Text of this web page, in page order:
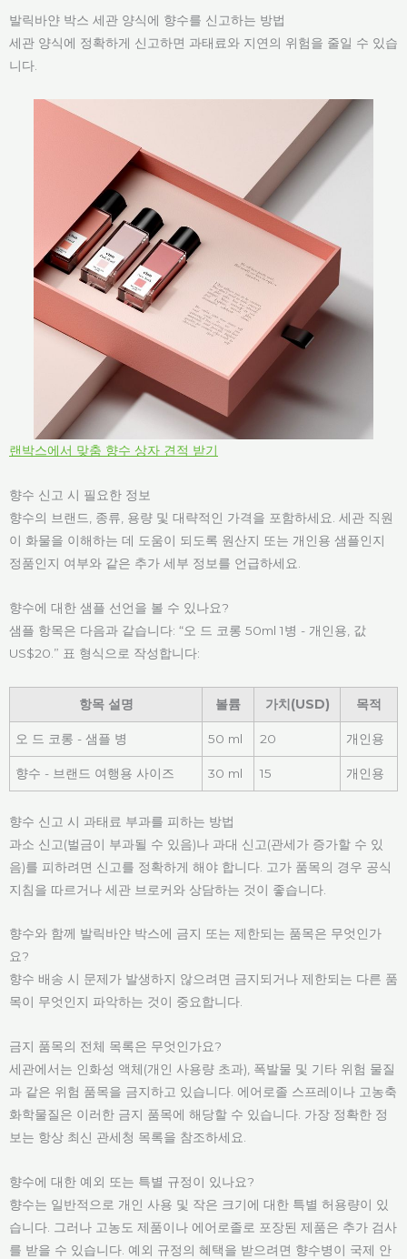
발릭바얀 박스 세관 양식에 향수를 신고하는 방법
세관 양식에 정확하게 신고하면 과태료와 지연의 위험을 줄일 수 있습
니다.
랜박스에서 맞춤 향수 상자 견적 받기
향수 신고 시 필요한 정보
향수의 브랜드, 종류, 용량 및 대략적인 가격을 포함하세요. 세관 직원
이 화물을 이해하는 데 도움이 되도록 원산지 또는 개인용 샘플인지
정품인지 여부와 같은 추가 세부 정보를 언급하세요.
향수에 대한 샘플 선언을 볼 수 있나요?
샘플 항목은 다음과 같습니다: “오 드 코롱 50ml 1병 - 개인용, 값
US$20.” 표 형식으로 작성합니다:
항목 설명 볼륨 가치(USD) 목적
오 드 코롱 - 샘플 병 50 ml 20 개인용
향수 - 브랜드 여행용 사이즈 30 ml 15 개인용
향수 신고 시 과태료 부과를 피하는 방법
과소 신고(벌금이 부과될 수 있음)나 과대 신고(관세가 증가할 수 있
음)를 피하려면 신고를 정확하게 해야 합니다. 고가 품목의 경우 공식
지침을 따르거나 세관 브로커와 상담하는 것이 좋습니다.
향수와 함께 발릭바얀 박스에 금지 또는 제한되는 품목은 무엇인가
요?
향수 배송 시 문제가 발생하지 않으려면 금지되거나 제한되는 다른 품
목이 무엇인지 파악하는 것이 중요합니다.
금지 품목의 전체 목록은 무엇인가요?
세관에서는 인화성 액체(개인 사용량 초과), 폭발물 및 기타 위험 물질
과 같은 위험 품목을 금지하고 있습니다. 에어로졸 스프레이나 고농축
화학물질은 이러한 금지 품목에 해당할 수 있습니다. 가장 정확한 정
보는 항상 최신 관세청 목록을 참조하세요.
향수에 대한 예외 또는 특별 규정이 있나요?
향수는 일반적으로 개인 사용 및 작은 크기에 대한 특별 허용량이 있
습니다. 그러나 고농도 제품이나 에어로졸로 포장된 제품은 추가 검사
를 받을 수 있습니다. 예외 규정의 혜택을 받으려면 향수병이 국제 안